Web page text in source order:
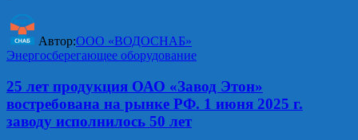
Автор:ООО «ВОДОСНАБ»
Энергосберегающее оборудование
25 лет продукция ОАО «Завод Этон»
востребована на рынке РФ. 1 июня 2025 г.
заводу исполнилось 50 лет